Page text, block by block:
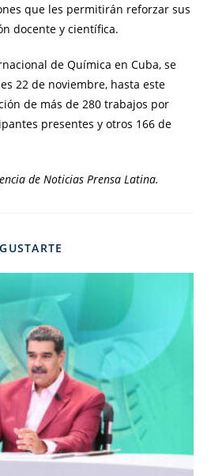
que les permitirán reforzar sus
docente y científica.
de Química en Cuba, se
22 de noviembre, hasta este
de más de 280 trabajos por
presentes y otros 166 de
de Noticias Prensa Latina.